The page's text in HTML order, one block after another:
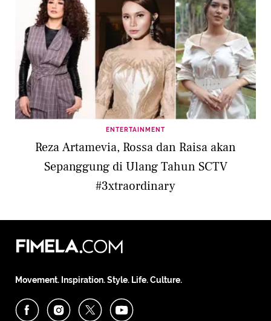
ENTERTAINMENT
Reza Artamevia, Rossa dan Raisa akan
Sepanggung di Ulang Tahun SCTV
#3xtraordinary
Movement. Inspiration. Style. Life. Culture.